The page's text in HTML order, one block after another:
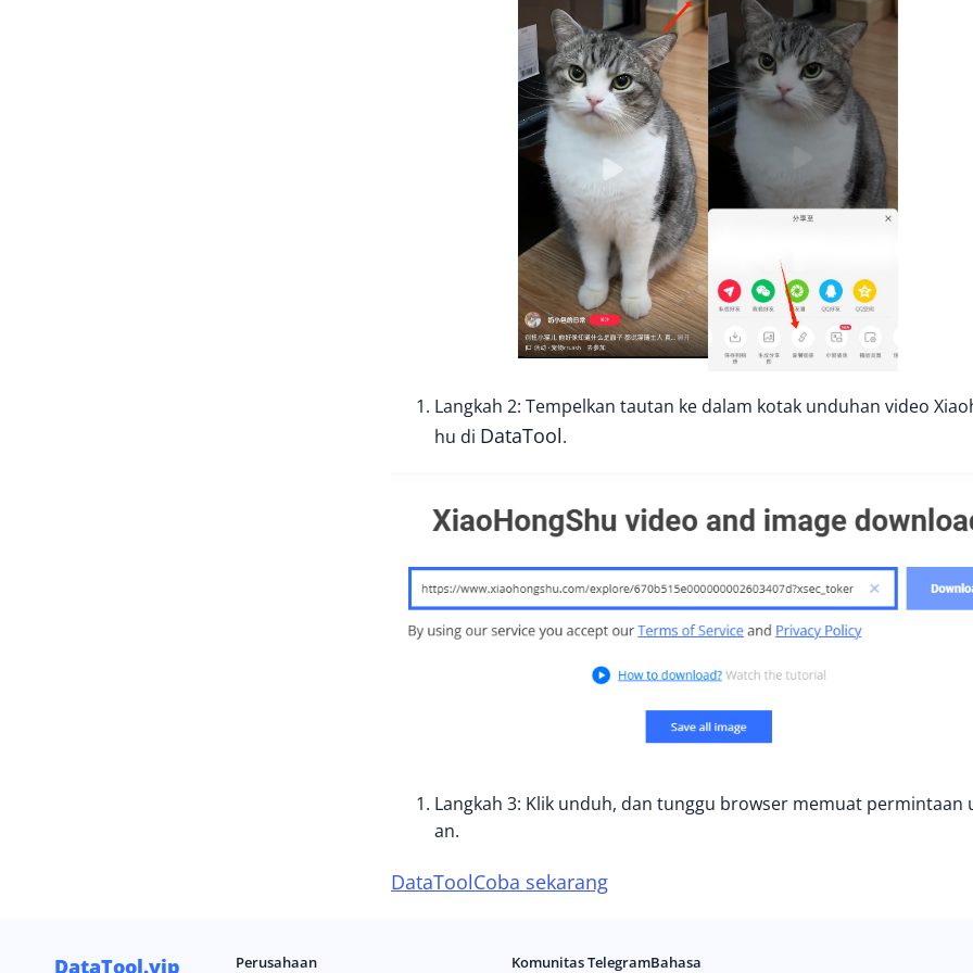
Langkah 2: Tempelkan tautan ke dalam kotak unduhan video
hu di DataTool.
Langkah 3: Klik unduh, dan tunggu browser memuat permintaan
an.
DataToolCoba sekarang
DataTool.vip Perusahaan Komunitas TelegramBahasa